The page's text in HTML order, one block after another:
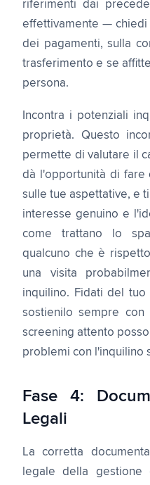
riferimenti dai
effettivamente — chiedi
dei pagamenti, sulla
trasferimento e se
persona.
Incontra i potenziali
proprietà. Questo
permette di valutare il
dà l'opportunità di fare
sulle tue aspettative, e
interesse genuino e
come trattano lo
qualcuno che è
una visita
inquilino. Fidati del
sostienilo sempre
screening attento
problemi con l'inquilino
Fase 4:
Legali
La corretta
legale della gestione